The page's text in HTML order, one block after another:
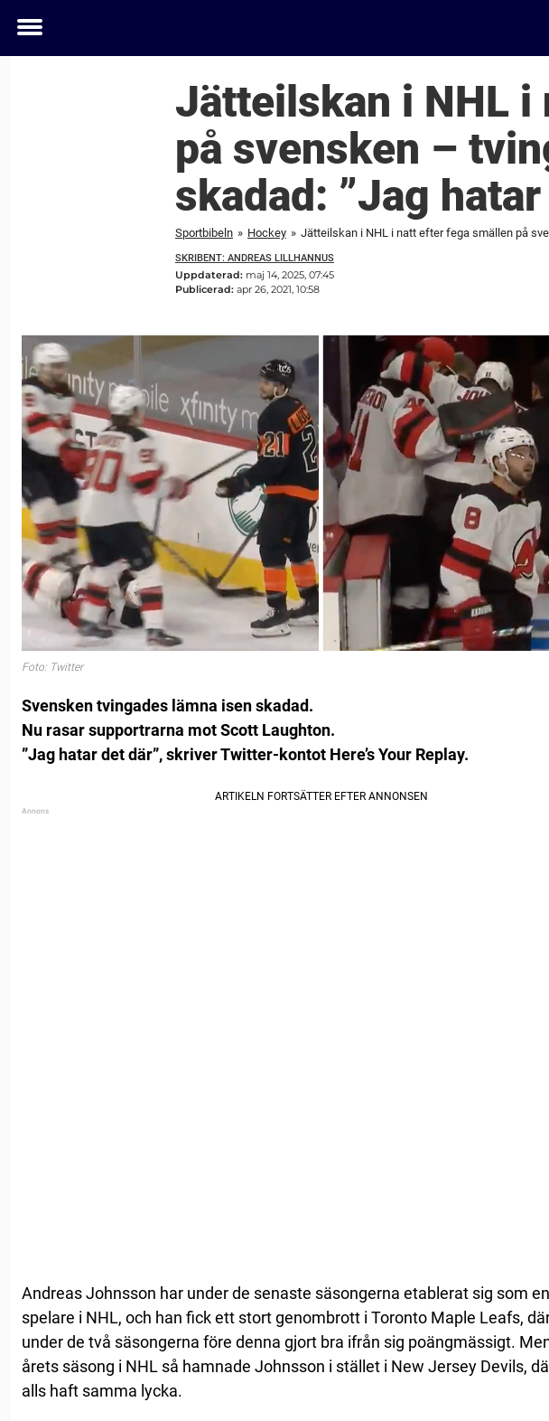
Toggle
Jätteilskan i NHL i
på svensken –
skadad: ”Jag
Sportbibeln » Hockey » Jätteilskan i NHL i natt efter fega smällen på
SKRIBENT: ANDREAS LILLHANNUS
Uppdaterad: maj 14, 2025, 07:45
Publicerad: apr 26, 2021, 10:58
Foto: Twitter
Svensken tvingades lämna isen skadad.
Nu rasar supportrarna mot Scott Laughton.
”Jag hatar det där”, skriver Twitter-kontot Here’s Your Replay.
Andreas Johnsson har under de senaste säsongerna etablerat sig som
spelare i NHL, och han fick ett stort genombrott i Toronto Maple Leafs,
under de två säsongerna före denna gjort bra ifrån sig poängmässigt.
årets säsong i NHL så hamnade Johnsson i stället i New Jersey Devils,
alls haft samma lycka.